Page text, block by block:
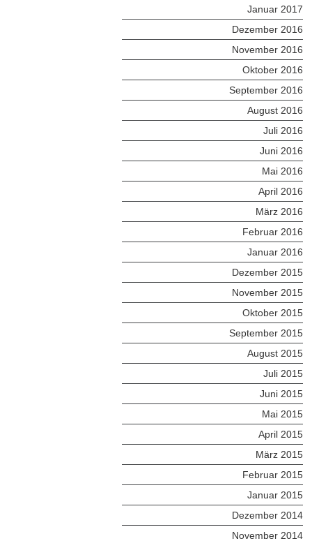
Januar 2017
Dezember 2016
November 2016
Oktober 2016
September 2016
August 2016
Juli 2016
Juni 2016
Mai 2016
April 2016
März 2016
Februar 2016
Januar 2016
Dezember 2015
November 2015
Oktober 2015
September 2015
August 2015
Juli 2015
Juni 2015
Mai 2015
April 2015
März 2015
Februar 2015
Januar 2015
Dezember 2014
November 2014